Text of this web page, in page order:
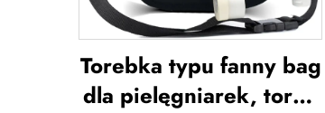
Torebka typu fanny bag
dla pielęgniarek, torba